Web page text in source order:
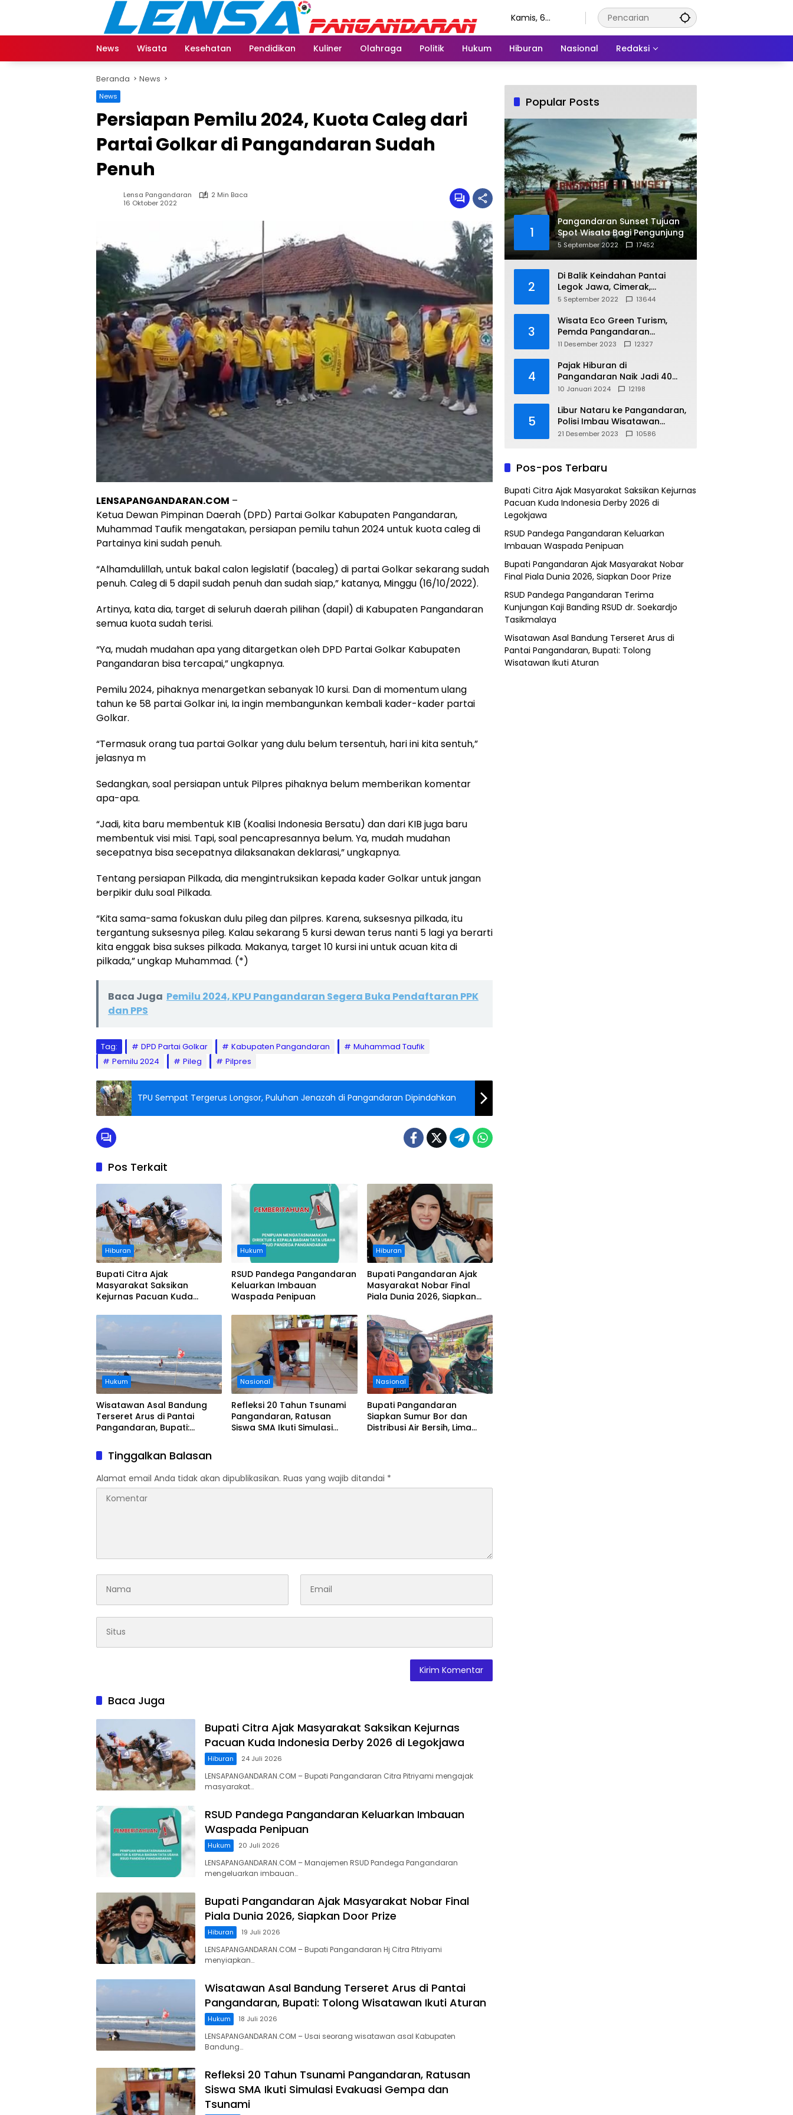
Kamis, 6
News
Wisata Kesehatan Pendidikan Kuliner Olahraga Politik Hukum Hiburan Nasional Redaksi
Beranda News
News
Persiapan Pemilu 2024, Kuota Caleg dari
Partai Golkar di Pangandaran Sudah
Penuh
Lensa Pangandaran
2 Min Baca
16 Oktober 2022
LENSAPANGANDARAN.COM –
Ketua Dewan Pimpinan Daerah (DPD) Partai Golkar Kabupaten Pangandaran,
Muhammad Taufik mengatakan, persiapan pemilu tahun 2024 untuk kuota caleg di
Partainya kini sudah penuh.
“Alhamdulillah, untuk bakal calon legislatif (bacaleg) di partai Golkar sekarang sudah
penuh. Caleg di 5 dapil sudah penuh dan sudah siap,” katanya, Minggu (16/10/2022).
Artinya, kata dia, target di seluruh daerah pilihan (dapil) di Kabupaten Pangandaran
semua kuota sudah terisi.
“Ya, mudah mudahan apa yang ditargetkan oleh DPD Partai Golkar Kabupaten
Pangandaran bisa tercapai,” ungkapnya.
Pemilu 2024, pihaknya menargetkan sebanyak 10 kursi. Dan di momentum ulang
tahun ke 58 partai Golkar ini, Ia ingin membangunkan kembali kader-kader partai
Golkar.
“Termasuk orang tua partai Golkar yang dulu belum tersentuh, hari ini kita sentuh,”
jelasnya m
Sedangkan, soal persiapan untuk Pilpres pihaknya belum memberikan komentar
apa-apa.
“Jadi, kita baru membentuk KIB (Koalisi Indonesia Bersatu) dan dari KIB juga baru
membentuk visi misi. Tapi, soal pencapresannya belum. Ya, mudah mudahan
secepatnya bisa secepatnya dilaksanakan deklarasi,” ungkapnya.
Tentang persiapan Pilkada, dia mengintruksikan kepada kader Golkar untuk jangan
berpikir dulu soal Pilkada.
“Kita sama-sama fokuskan dulu pileg dan pilpres. Karena, suksesnya pilkada, itu
tergantung suksesnya pileg. Kalau sekarang 5 kursi dewan terus nanti 5 lagi ya berarti
kita enggak bisa sukses pilkada. Makanya, target 10 kursi ini untuk acuan kita di
pilkada,” ungkap Muhammad. (*)
Baca Juga Pemilu 2024, KPU Pangandaran Segera Buka Pendaftaran PPK
dan PPS
Tag: DPD Partai Golkar Kabupaten Pangandaran
Muhammad Taufik
Pemilu 2024
Pileg Pilpres
TPU Sempat Tergerus Longsor, Puluhan Jenazah di Pangandaran Dipindahkan
Pos Terkait
Hiburan
Bupati Citra Ajak
Masyarakat Saksikan
Kejurnas Pacuan Kuda
Legokjawa
Hukum
RSUD Pandega Pangandaran
Keluarkan Imbauan
Waspada Penipuan
Hiburan
Bupati Pangandaran Ajak
Masyarakat Nobar Final
Piala Dunia 2026, Siapkan
Hukum
Wisatawan Asal Bandung
Terseret Arus di Pantai
Pangandaran, Bupati:
Aturan
Nasional
Refleksi 20 Tahun Tsunami
Pangandaran, Ratusan
Siswa SMA Ikuti Simulasi
Nasional
Bupati Pangandaran
Siapkan Sumur Bor dan
Distribusi Air Bersih, Lima
Tinggalkan Balasan
Alamat email Anda tidak akan dipublikasikan. Ruas yang wajib ditandai *
Baca Juga
Bupati Citra Ajak Masyarakat Saksikan Kejurnas
Pacuan Kuda Indonesia Derby 2026 di Legokjawa
Hiburan 24 Juli 2026
LENSAPANGANDARAN.COM – Bupati Pangandaran Citra Pitriyami mengajak
masyarakat…
RSUD Pandega Pangandaran Keluarkan Imbauan
Waspada Penipuan
Hukum 20 Juli 2026
LENSAPANGANDARAN.COM – Manajemen RSUD Pandega Pangandaran
mengeluarkan imbauan…
Bupati Pangandaran Ajak Masyarakat Nobar Final
Piala Dunia 2026, Siapkan Door Prize
Hiburan 19 Juli 2026
LENSAPANGANDARAN.COM – Bupati Pangandaran Hj Citra Pitriyami
menyiapkan…
Wisatawan Asal Bandung Terseret Arus di Pantai
Pangandaran, Bupati: Tolong Wisatawan Ikuti Aturan
Hukum 18 Juli 2026
LENSAPANGANDARAN.COM – Usai seorang wisatawan asal Kabupaten
Bandung…
Refleksi 20 Tahun Tsunami Pangandaran, Ratusan
Siswa SMA Ikuti Simulasi Evakuasi Gempa dan
Tsunami
Popular Posts
1
Pangandaran Sunset Tujuan
Spot Wisata Bagi Pengunjung
5 September 2022 17452
2
Di Balik Keindahan Pantai
Legok Jawa, Cimerak,
Pangandaran
5 September 2022 13644
3
Wisata Eco Green Turism,
Pemda Pangandaran
Gandeng PLN
11 Desember 2023 12327
4
Pajak Hiburan di
Pangandaran Naik Jadi 40
Persen
10 Januari 2024 12198
5
Libur Nataru ke Pangandaran,
Polisi Imbau Wisatawan
Gunakan Jalur Arteri
21 Desember 2023 10586
Pos-pos Terbaru
Bupati Citra Ajak Masyarakat Saksikan Kejurnas
Pacuan Kuda Indonesia Derby 2026 di
Legokjawa
RSUD Pandega Pangandaran Keluarkan
Imbauan Waspada Penipuan
Bupati Pangandaran Ajak Masyarakat Nobar
Final Piala Dunia 2026, Siapkan Door Prize
RSUD Pandega Pangandaran Terima
Kunjungan Kaji Banding RSUD dr. Soekardjo
Tasikmalaya
Wisatawan Asal Bandung Terseret Arus di
Pantai Pangandaran, Bupati: Tolong
Wisatawan Ikuti Aturan